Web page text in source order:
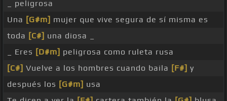
_ peligrosa
Una [G#m] mujer que vive segura de sí misma es
toda [C#] una diosa _
_ Eres [D#m] peligrosa como ruleta rusa
[C#] Vuelve a los hombres cuando baila [F#] y
después los [G#m] usa